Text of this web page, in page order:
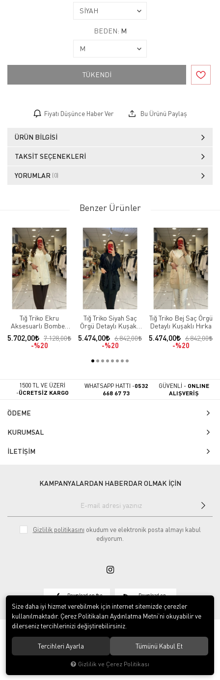
BEDEN: M
TÜKENDİ
Fiyatı Düşünce Haber Ver Bu Ürünü Paylaş
ÜRÜN BILGISI
TAKSIT SEÇENEKLERI
YORUMLAR (0)
Benzer Ürünler
Tığ Triko Ekru
Aksesuarlı Bomber
Hırka
5.702,00
7.128,00
%20
Tığ Triko Siyah Saç
Örgü Detaylı Kuşaklı
Hırka
5.474,00
6.842,00
%20
Tığ Triko Bej Saç Örgü
Detaylı Kuşaklı Hırka
5.474,00
6.842,00
%20
1500 TL VE ÜZERİ
-ÜCRETSİZ KARGO
WHATSAPP HATTI -0532
668 67 73
GÜVENLİ - ONLINE
ALIŞVERİŞ
ÖDEME
KURUMSAL
İLETİŞİM
KAMPANYALARDAN HABERDAR OLMAK İÇİN
Gizlilik politikasını okudum ve elektronik posta almayı kabul
ediyorum.
Download on the Download on
© 2020Vosse Tekstil San ve Tic Ltd Şti . Tüm hakları saklıdır.
Size daha iyi hizmet verebilmek için internet sitemizde çerezler
kullanılmaktadır. Çerez Politikaları Aydınlatma Metni’ni okuyabilir ve
dilerseniz tercihlerinizi değiştirebilirsiniz.
Tercihleri Ayarla Tümünü Kabul Et
Gizlilik ve Çerez Politikası